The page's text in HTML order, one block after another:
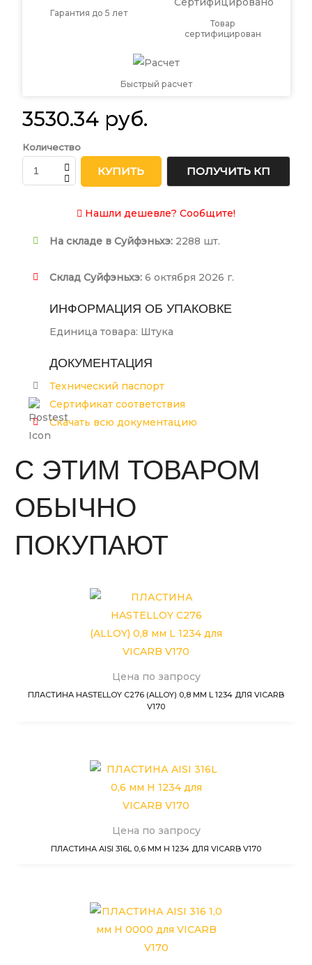
Гарантия до 5 лет
Товар
сертифицирован
Быстрый расчет
3530.34 руб.
Количество
КУПИТЬ ПОЛУЧИТЬ КП
Нашли дешевле? Сообщите!
На складе в Суйфэньхэ: 2288 шт.
Склад Суйфэньхэ: 6 октября 2026 г.
ИНФОРМАЦИЯ ОБ УПАКОВКЕ
Единица товара: Штука
ДОКУМЕНТАЦИЯ
Технический паспорт
Сертификат соответствия
Скачать всю документацию
С ЭТИМ ТОВАРОМ
ОБЫЧНО
ПОКУПАЮТ
Цена по запросу
ПЛАСТИНА HASTELLOY C276 (ALLOY) 0,8 ММ L 1234 ДЛЯ VICARB
V170
Цена по запросу
ПЛАСТИНА AISI 316L 0,6 ММ H 1234 ДЛЯ VICARB V170